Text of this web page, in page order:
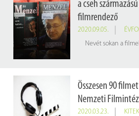
a cseh
filmrendező
2020.09.05.
Összesen 90
Nemzeti
2020.03.23.